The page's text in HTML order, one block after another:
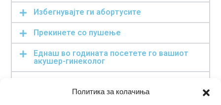
Политика за колачиња
Избегнувајте ги абортусите
Прекинете со пушење
Еднаш во годината посетете го вашиот
акушер-гинеколог
вашиот лекар